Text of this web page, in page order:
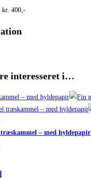
kr. 400,-
interesseret i…
– med hyldepapir